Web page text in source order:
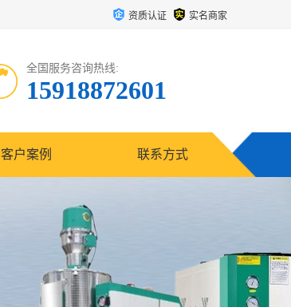
资质认证 实名商家
全国服务咨询热线:
15918872601
客户案例 联系方式